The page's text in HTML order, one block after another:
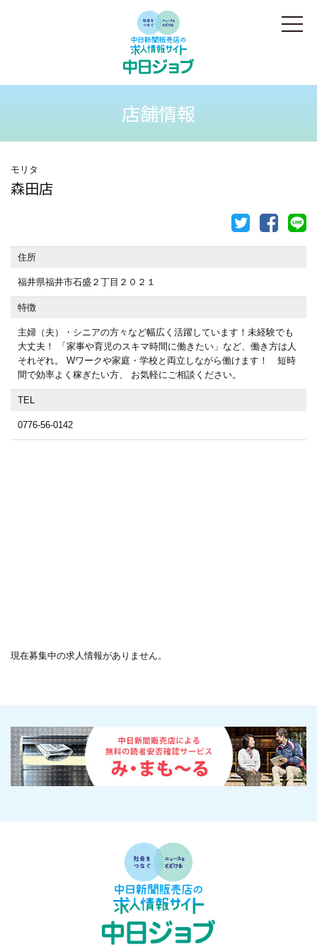
店舗情報
モリタ
森田店
住所
福井県福井市石盛２丁目２０２１
特徴
主婦（夫）・シニアの方々など幅広く活躍しています！未経験でも
大丈夫！ 「家事や育児のスキマ時間に働きたい」など、働き方は人
それぞれ。 Wワークや家庭・学校と両立しながら働けます！ 短時
間で効率よく稼ぎたい方、 お気軽にご相談ください。
TEL
0776-56-0142
現在募集中の求人情報がありません。